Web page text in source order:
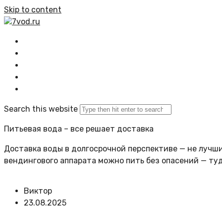
Skip to content
7vod.ru
Search this website
Питьевая вода – все решает доставка
Доставка воды в долгосрочной перспективе — не
вендингового аппарата можно пить без опасений —
Виктор
23.08.2025